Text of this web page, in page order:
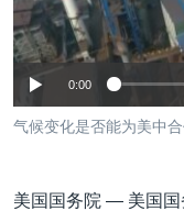
到
检
非洲
美洲
军事
劳工
国会报道
美中关系
VOA今日焦点
中文广播
关注我们
0:00
气候变化是否能为美中
美国国务院 — 美国